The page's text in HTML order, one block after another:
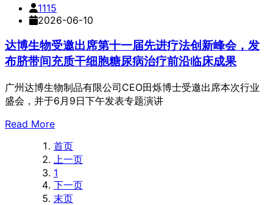
1115
2026-06-10
达博生物受邀出席第十一届先进疗法创新峰会，发
布脐带间充质干细胞糖尿病治疗前沿临床成果
广州达博生物制品有限公司CEO田烁博士受邀出席本次行业
盛会，并于6月9日下午发表专题演讲
Read More
首页
上一页
1
下一页
末页